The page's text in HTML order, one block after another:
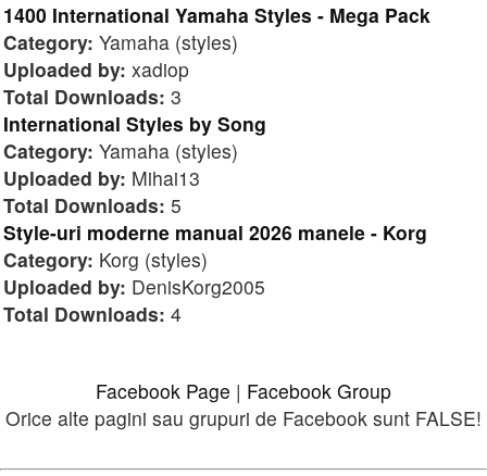
1400 International Yamaha Styles - Mega Pack
Category: Yamaha (styles)
Uploaded by: xadiop
Total Downloads: 3
International Styles by Song
Category: Yamaha (styles)
Uploaded by: Mihai13
Total Downloads: 5
Style-uri moderne manual 2026 manele - Korg
Category: Korg (styles)
Uploaded by: DenisKorg2005
Total Downloads: 4
Facebook Page | Facebook Group
Orice alte pagini sau grupuri de Facebook sunt FALSE!